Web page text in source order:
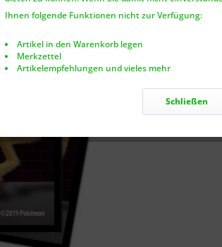
Ihnen folgende Funktionen nicht zur Verfügung:
Artikel in den Warenkorb legen
Merkzettel
Artikelempfehlungen und vieles mehr
Schließen